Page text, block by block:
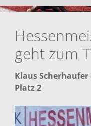
geht zum
Klaus
Platz 2